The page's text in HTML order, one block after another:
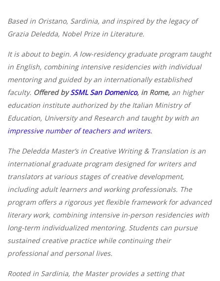
Based in Oristano, Sardinia, and inspired by the legacy of
Grazia Deledda, Nobel Prize in Literature.
It is about to begin. A low-residency graduate program taught
in English, combining intensive residencies with individual
mentoring and guided by an internationally established
faculty. Offered bySSML San Domenico, in Rome, an higher
education institute authorized by the Italian Ministry of
Education, University and Research and taught by with an
impressive number of teachers and writers.
The Deledda Master’s in Creative Writing & Translation is an
international graduate program designed for writers and
translators at various stages of creative development,
including adult learners and working professionals. The
program offers a rigorous yet flexible framework for advanced
literary work, combining intensive in-person residencies with
long-term individualized mentoring. Students can pursue
sustained creative practice while continuing their
professional and personal lives.
Rooted in Sardinia, the Master provides a setting that